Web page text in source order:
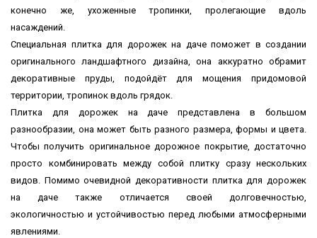
конечно же, ухоженные тропинки, пролегающие вдоль
насаждений.
Специальная плитка для дорожек на даче поможет в создании
оригинального ландшафтного дизайна, она аккуратно обрамит
декоративные пруды, подойдёт для мощения придомовой
территории, тропинок вдоль грядок.
Плитка для дорожек на даче представлена в большом
разнообразии, она может быть разного размера, формы и цвета.
Чтобы получить оригинальное дорожное покрытие, достаточно
просто комбинировать между собой плитку сразу нескольких
видов. Помимо очевидной декоративности плитка для дорожек
на даче также отличается своей долговечностью,
экологичностью и устойчивостью перед любыми атмосферными
явлениями.